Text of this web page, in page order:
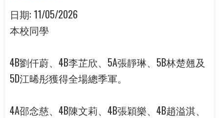
日期: 11/05/2026
本校同學
4B劉仟蔚、4B李芷欣、5A張靜琳、5B林楚翹及
5D江晞彤獲得全場總季軍。
4A邵念慈、4B陳文莉、4B張穎樂、4B趙溢淇、